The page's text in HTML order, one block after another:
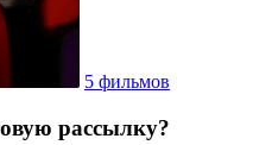
5 фильмов
рассылку?